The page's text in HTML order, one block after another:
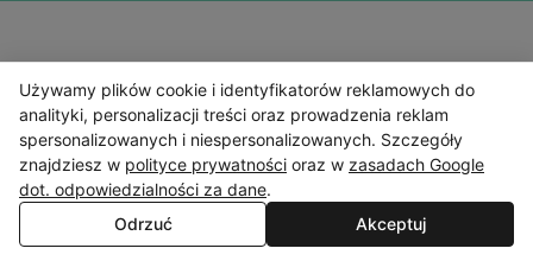
Używamy plików cookie i identyfikatorów reklamowych do
analityki, personalizacji treści oraz prowadzenia reklam
spersonalizowanych i niespersonalizowanych. Szczegóły
znajdziesz w polityce prywatności oraz w zasadach Google
dot. odpowiedzialności za dane.
Odrzuć
Akceptuj